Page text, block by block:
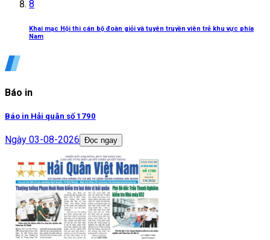
8
Khai mạc Hội thi cán bộ đoàn giỏi và tuyên truyền viên trẻ khu vực phía
Nam
Báo in
Báo in Hải quân số 1790
Ngày 03-08-2026 Đọc ngay